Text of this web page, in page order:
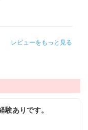
レビューをもっと見る
験ありです。